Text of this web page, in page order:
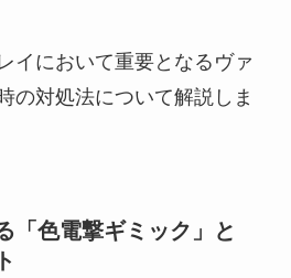
イにおいて重要となるヴァ
の対処法について解説しま
「色電撃ギミック」と